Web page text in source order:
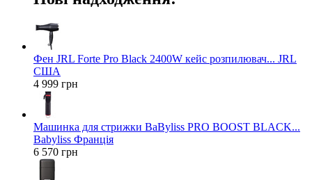
Фен JRL Forte Pro Black 2400W кейс розпилювач... JRL
США
4 999 грн
Машинка для стрижки BaByliss PRO BOOST BLACK...
Babyliss Франція
6 570 грн